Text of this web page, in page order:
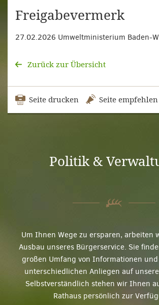
Freigabevermerk
27.02.2026 Umweltministerium Baden-
Zurück zur Übersicht
Seite drucken Seite empfehlen
Politik &
Um Ihnen Wege zu ersparen, arbeiten
Ausbau unseres Bürgerservice. Sie
großen Umfang von Informationen
unterschiedlichen Anliegen auf
Selbstverständlich stehen wir Ihnen
Rathaus persönlich zur